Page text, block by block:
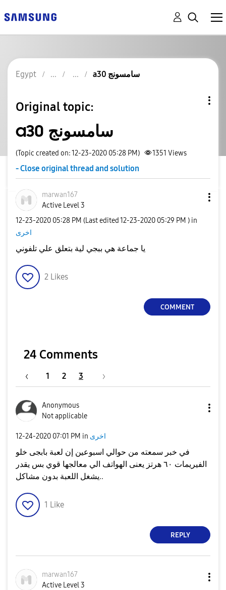
Egypt a30 سامسونج
Original topic:
a30 سامسونج
(Topic created on: 12-23-2020 05:28 PM) 1351 Views
- Close original thread and solution
marwan167
Active Level 3
‎12-23-2020 05:28 PM (Last edited ‎12-23-2020 05:29 PM ) in
اخرى
يا جماعة هي ببجي لية بتعلق علي تلفوني
2 Likes
COMMENT
24 Comments
1 2 3
Anonymous
Not applicable
‎12-24-2020 07:01 PM in اخرى
في خبر سمعته من حوالي اسبوعين إن لعبة بابجى خلو
الفيريمات ٦٠ هرتز يعنى الهواتف الي معالجها قوي بس يقدر
يشغل اللعبة بدون مشاكل..
1 Like
REPLY
marwan167
Active Level 3